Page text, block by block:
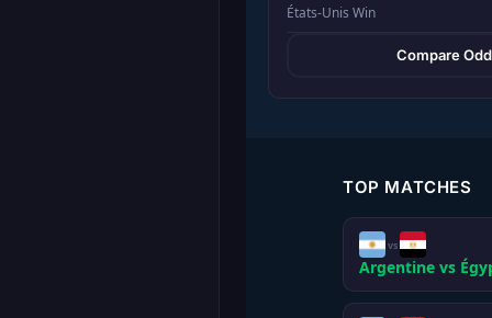
États-Unis Win
Compare
TOP MATCHES
vs
Argentine vs